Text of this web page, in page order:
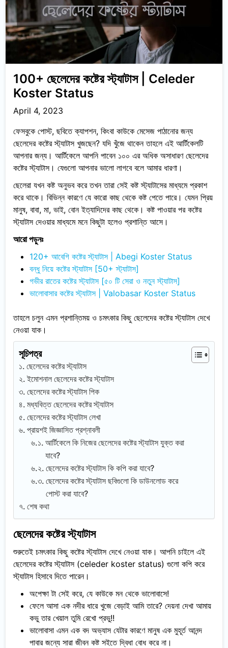
100+ ছেলেদের কষ্টের স্ট্যাটাস | Celeder
Koster Status
April 4, 2023
ফেসবুকে পোস্ট, ছবিতে ক্যাপশন, কিংবা কাউকে মেসেজ পাঠানোর জন্য
ছেলেদের কষ্টের স্ট্যাটাস খুজছেন? যদি খুঁজে থাকেন তাহলে এই আর্টিকেলটি
আপনার জন্য। আর্টিকেলে আপনি পাবেন ১০০ এর অধিক অসাধারণ ছেলেদের
কষ্টের স্ট্যাটাস। যেগুলো আপনার ভালো লাগবে বলে আমার ধারণা।
ছেলেরা যখন কষ্ট অনুভব করে তখন তারা সেই কষ্ট স্ট্যাটাসের মাধ্যমে প্রকাশ
করে থাকে। বিভিন্ন কারণে যে কারো কাছ থেকে কষ্ট পেতে পারে। যেমন প্রিয়
মানুষ, বাবা, মা, ভাই, বোন ইত্যাদিদের কাছ থেকে। কষ্ট পাওয়ার পর কষ্টের
স্ট্যাটাস দেওয়ার মাধ্যমে মনে কিছুটা হলেও প্রশান্তি আসে।
আরো পড়ুনঃ
120+ আবেগি কষ্টের স্ট্যাটাস | Abegi Koster Status
বন্ধু নিয়ে কষ্টের স্ট্যাটাস [50+ স্ট্যাটাস]
গভীর রাতের কষ্টের স্ট্যাটাস [৫০ টি সেরা ও নতুন স্ট্যাটাস]
ভালোবাসার কষ্টের স্ট্যাটাস | Valobasar Koster Status
তাহলে চলুন এমন প্রশান্তিময় ও চমৎকার কিছু ছেলেদের কষ্টের স্ট্যাটাস দেখে
নেওয়া যাক।
সূচিপত্র
ছেলেদের কষ্টের স্ট্যাটাস
ইমোশনাল ছেলেদের কষ্টের স্ট্যাটাস
ছেলেদের কষ্টের স্ট্যাটাস পিক
মধ্যবিত্ত ছেলেদের কষ্টের স্ট্যাটাস
ছেলেদের কষ্টের স্ট্যাটাস লেখা
প্রায়শই জিজ্ঞাসিত প্রশ্নাবলী
আর্টিকেলে কি নিজের ছেলেদের কষ্টের স্ট্যাটাস যুক্ত করা
যাবে?
ছেলেদের কষ্টের স্ট্যাটাস কি কপি করা যাবে?
ছেলেদের কষ্টের স্ট্যাটাস ছবিগুলো কি ডাউনলোড করে
পোস্ট করা যাবে?
শেষ কথা
ছেলেদের কষ্টের স্ট্যাটাস
শুরুতেই চমৎকার কিছু কষ্টের স্ট্যাটাস দেখে নেওয়া যাক। আপনি চাইলে এই
ছেলেদের কষ্টের স্ট্যাটাস (celeder koster status) গুলো কপি করে
স্ট্যাটাস হিসাবে দিতে পারেন।
অপেক্ষা টা সেই করে, যে কাউকে মন থেকে ভালোবাসে!
ফেলে আসা এক নদীর ধারে খুজে বেড়াই আমি তারে? দেয়না দেখা আমায়
কভু তার খেয়াল তুমি রেখো প্রভু!!
ভালোবাসা এমন এক বদ অভ্যাস যেটার কারণে মানুষ এক মুহূর্ত আনন্দ
পাবার জন্যে সারা জীবন কষ্ট সইতে দ্বিধা বোধ করে না।